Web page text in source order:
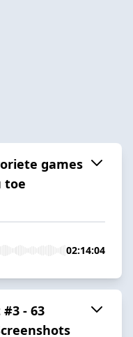
games
toe
02:14:04
#3 - 63